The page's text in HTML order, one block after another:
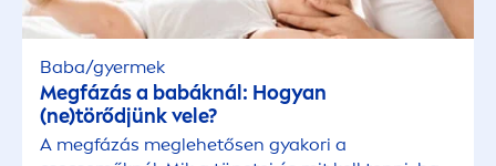
Baba/gyermek
Megfázás a babáknál: Hogyan
(ne)törődjünk vele?
A megfázás meglehetősen gyakori a